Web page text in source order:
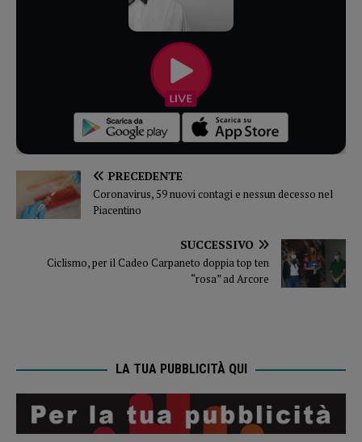
PRECEDENTE
Coronavirus, 59 nuovi contagi e nessun decesso nel
Piacentino
SUCCESSIVO
Ciclismo, per il Cadeo Carpaneto doppia top ten
“rosa” ad Arcore
LA TUA PUBBLICITÀ QUI